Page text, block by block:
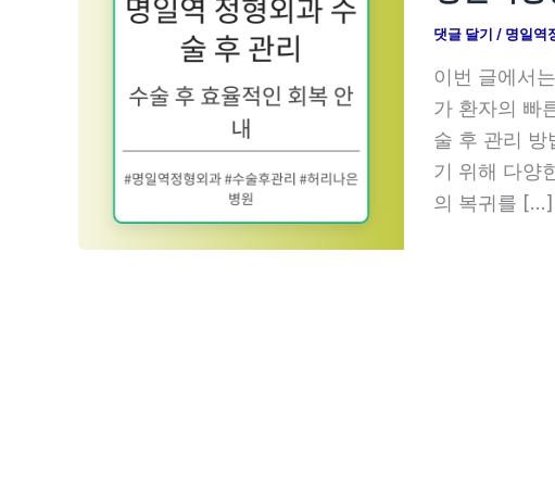
댓글 달기 / 명일역
이번 글에서
가 환자의 빠
술 후 관리 방
기 위해 다양
의 복귀를 […]